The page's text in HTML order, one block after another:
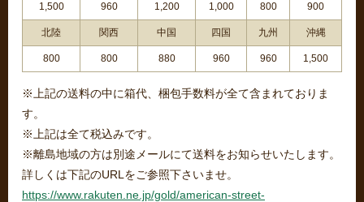
1,500 960 1,200 1,000 800 900
北陸 関西 中国 四国 九州 沖縄
800 800 880 960 960 1,500
※上記の送料の中に箱代、梱包手数料が全て含まれておりま
す。
※上記は全て税込みです。
※離島地域の方は別途メールにて送料をお知らせいたします。
詳しくは下記のURLをご参照下さいませ。
https://www.rakuten.ne.jp/gold/american-street-